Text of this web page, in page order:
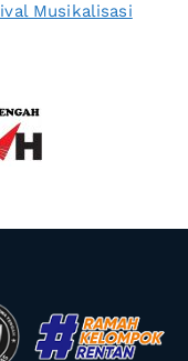
Musikalisasi